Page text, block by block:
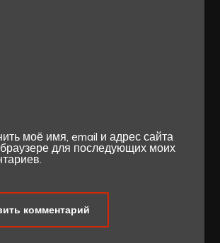
моё имя, email и адрес сайта
для последующих моих